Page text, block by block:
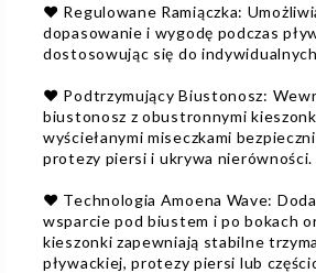
❤️ Regulowane Ramiączka:
dopasowanie i wygodę podczas
dostosowując się do
❤️ Podtrzymujący Biustonosz:
biustonosz z obustronnymi
wyściełanymi miseczkami
protezy piersi i ukrywa nierówności.
❤️ Technologia Amoena Wave:
wsparcie pod biustem i po bokach
kieszonki zapewniają stabilne
pływackiej, protezy piersi lub